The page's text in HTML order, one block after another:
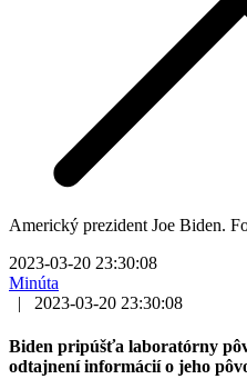
Americký prezident Joe Biden.
2023-03-20 23:30:08
Minúta
|
2023-03-20 23:30:08
Biden pripúšťa laboratórny
odtajnení informácií o jeho